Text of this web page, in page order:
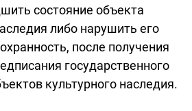
состояние объекта
либо нарушить его
после получения
государственного
культурного наследия.